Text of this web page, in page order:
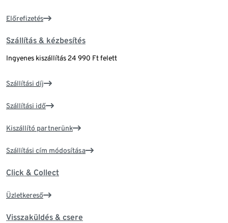
Előrefizetés
Szállítás & kézbesítés
Ingyenes kiszállítás 24 990 Ft felett
Szállítási díj
Szállítási idő
Kiszállító partnerünk
Szállítási cím módosítása
Click & Collect
Üzletkereső
Visszaküldés & csere